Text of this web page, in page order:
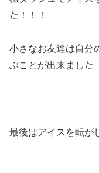
た！！！
小さなお友達は自分
ぶことが出来ました
最後はアイスを転